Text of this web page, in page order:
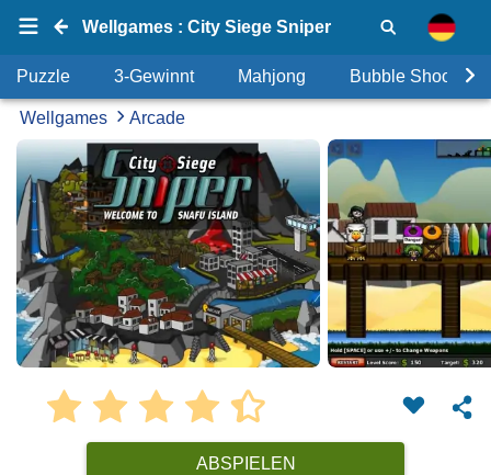
Wellgames : City Siege Sniper
Puzzle 3-Gewinnt Mahjong Bubble Shooter
Wellgames Arcade
ABSPIELEN